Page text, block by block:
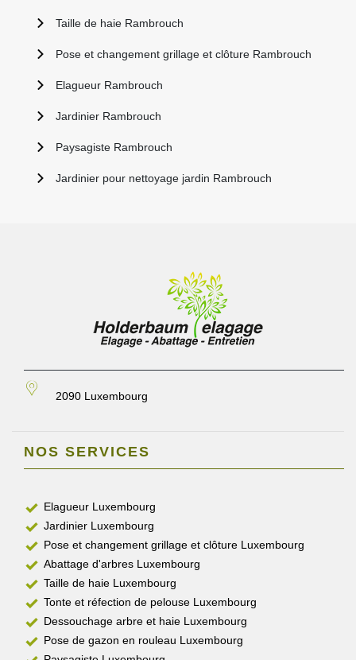
Taille de haie Rambrouch
Pose et changement grillage et clôture Rambrouch
Elagueur Rambrouch
Jardinier Rambrouch
Paysagiste Rambrouch
Jardinier pour nettoyage jardin Rambrouch
2090 Luxembourg
NOS SERVICES
Elagueur Luxembourg
Jardinier Luxembourg
Pose et changement grillage et clôture Luxembourg
Abattage d'arbres Luxembourg
Taille de haie Luxembourg
Tonte et réfection de pelouse Luxembourg
Dessouchage arbre et haie Luxembourg
Pose de gazon en rouleau Luxembourg